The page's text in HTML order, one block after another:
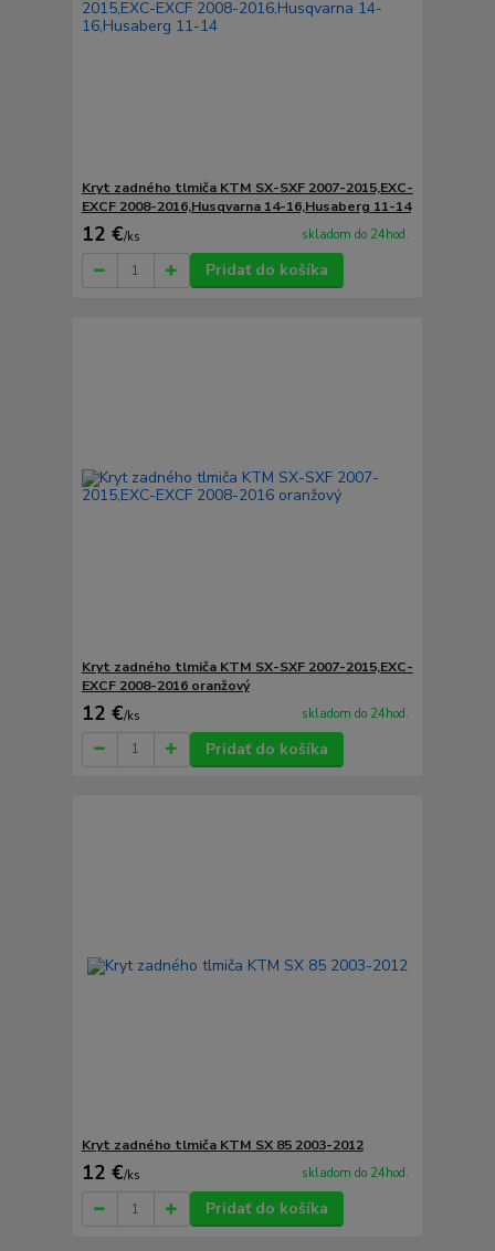
Kryt zadného tlmiča KTM SX-SXF 2007-2015,EXC-
EXCF 2008-2016,Husqvarna 14-16,Husaberg 11-14
12 €/ks skladom do 24hod.
Pridať do košíka
Kryt zadného tlmiča KTM SX-SXF 2007-2015,EXC-
EXCF 2008-2016 oranžový
12 €/ks skladom do 24hod.
Pridať do košíka
Kryt zadného tlmiča KTM SX 85 2003-2012
12 €/ks skladom do 24hod.
Pridať do košíka